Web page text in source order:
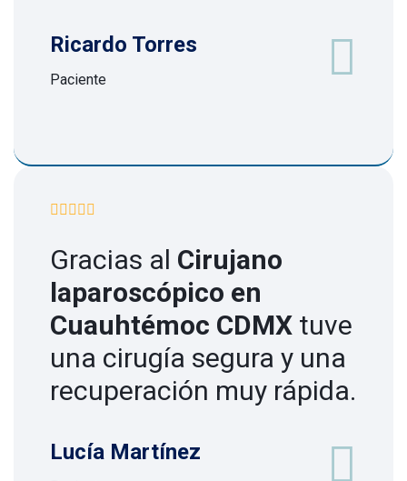
Ricardo Torres
Paciente
Gracias al Cirujano
laparoscópico en
Cuauhtémoc CDMX tuve
una cirugía segura y una
recuperación muy rápida.
Lucía Martínez